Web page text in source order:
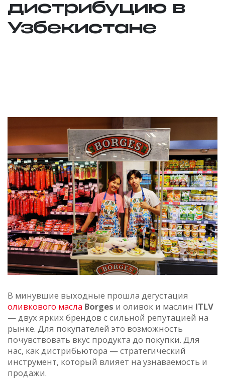
дистрибуцию в
Узбекистане
В минувшие выходные прошла дегустация
оливкового масла Borges и оливок и маслин ITLV
— двух ярких брендов с сильной репутацией на
рынке. Для покупателей это возможность
почувствовать вкус продукта до покупки. Для
нас, как дистрибьютора — стратегический
инструмент, который влияет на узнаваемость и
продажи.